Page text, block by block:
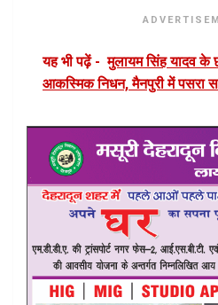
यह भी पढ़ें - मुलायम सिंह यादव के
आकस्मिक निधन, मैनपुरी में पसरा